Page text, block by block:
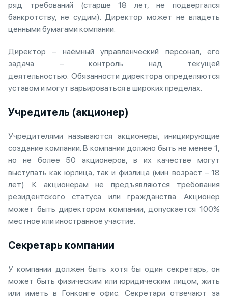
ряд требований (старше 18 лет, не подвергался
банкротству, не судим). Директор может не владеть
ценными бумагами компании.
Директор – наёмный управленческий персонал, его
задача – контроль над текущей
деятельностью. Обязанности директора определяются
уставом и могут варьироваться в широких пределах.
Учредитель (акционер)
Учредителями называются акционеры, инициирующие
создание компании. В компании должно быть не менее 1,
но не более 50 акционеров, в их качестве могут
выступать как юрлица, так и физлица (мин. возраст – 18
лет). К акционерам не предъявляются требования
резидентского статуса или гражданства. Акционер
может быть директором компании, допускается 100%
местное или иностранное участие.
Секретарь компании
У компании должен быть хотя бы один секретарь, он
может быть физическим или юридическим лицом, жить
или иметь в Гонконге офис. Секретари отвечают за